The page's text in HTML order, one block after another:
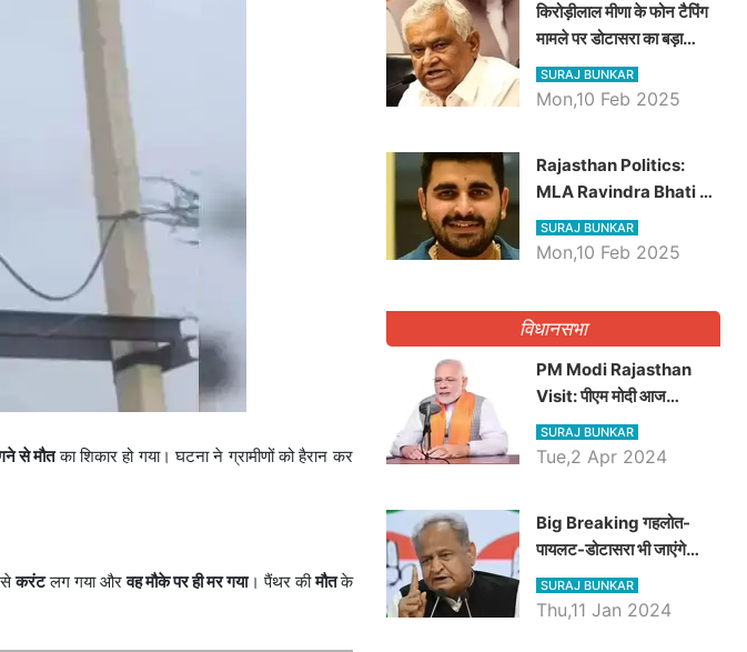
से मौतका शिकार हो गया। घटना ने ग्रामीणों को हैरान कर
करंटलग गया औरवह मौके पर ही मर गया। पैंथर कीमौतके
किरोड़ीलाल मीणा के फोन टैपिंग
मामले पर डोटासरा का बड़ा
आरोप, वीडियो में देखें AZ बड़ी
खबरें
SURAJ BUNKAR
Mon,10 Feb 2025
Rajasthan Politics:
MLA Ravindra Bhati ने
प्रदेश की शिक्षा व्यवस्था पर
उठाए सवाल, Madan
SURAJ BUNKAR
Mon,10 Feb 2025
विधानसभा
PM Modi Rajasthan
Visit: पीएम मोदी आज
राजस्थान में कोटपूतली में करेंगे
विशाल रैली, एक सभा से 8 सीटों
SURAJ BUNKAR
Tue,2 Apr 2024
Big Breaking गहलोत-
पायलट-डोटासरा भी जाएंगे
अयोध्या, करेंगे रामलला के दर्शन
SURAJ BUNKAR
Thu,11 Jan 2024